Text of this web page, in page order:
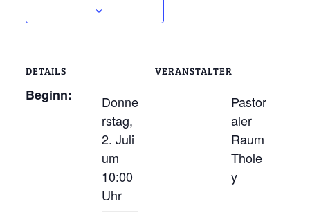
DETAILS
Beginn:
Donne
rstag,
2. Juli
um
10:00
Uhr
VERANSTALTER
Pastor
aler
Raum
Thole
y